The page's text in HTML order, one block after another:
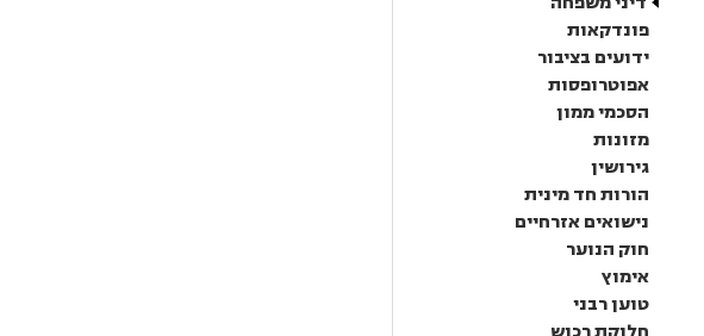
פונדקאות
ידועים בציבור
אפוטרופסות
הסכמי ממון
מזונות
גירושין
הורות חד מינית
נישואים אזרחיים
חוק הנוער
אימוץ
טוען רבני